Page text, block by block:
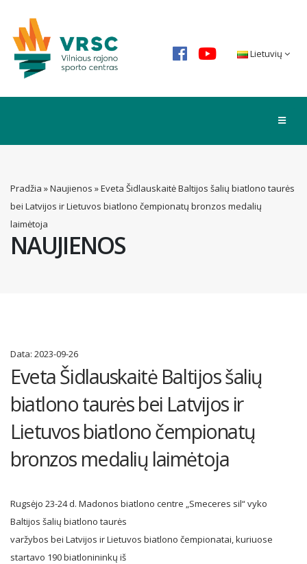
Lietuvių
NAUJIENOS
Pradžia »Naujienos »Eveta Šidlauskaitė Baltijos šalių biatlono taurės
bei Latvijos ir Lietuvos biatlono čempionatų bronzos medalių
laimėtoja
Data: 2023-09-26
Eveta Šidlauskaitė Baltijos šalių
biatlono taurės bei Latvijos ir
Lietuvos biatlono čempionatų
bronzos medalių laimėtoja
Rugsėjo 23-24 d. Madonos biatlono centre „Smeceres sil“ vyko
Baltijos šalių biatlono taurės
varžybos bei Latvijos ir Lietuvos biatlono čempionatai, kuriuose
startavo 190 biatlonininkų iš